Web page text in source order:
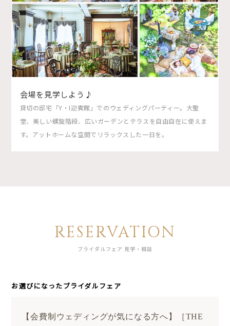
会場を見学しよう♪
貸切の邸宅「Y・I迎賓館」でのウェディングパーティー。大聖
堂、美しい螺旋階段、広いガーデンとテラスを自由自在に使えま
す。アットホームな空間でリラックスした一日を。
RESERVATION
ブライダルフェア 見学・相談
お選びになったブライダルフェア
【会費制ウェディングが気になる方へ】［THE